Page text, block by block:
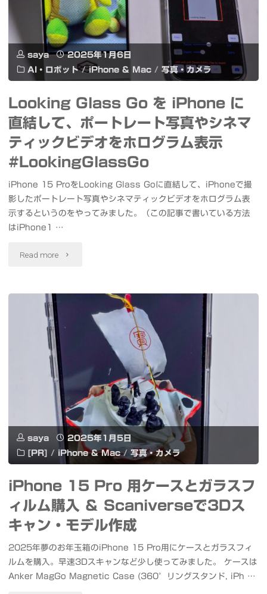
Distill-
Qwen-
32B-
Japanese
#LLM
#LMStudio
#ChatGPT"
マ
ホ
メ
シ
ュ
ー
マ
ウ
も
三
脚
に
も
簡
単
に
続
saya
2025年1月6日
AI・ロボット / iPhone & Mac / 写真・カメラ
Looking Glass Go を iPhone に
直結して、ポートレート写真やシネマ
ティックビデオをホログラム表示
#LookingGlassGo
iPhone 15 ProをLooking Glass Goに直結して、iPhoneで撮
影したポートレート写真やシネマティックビデオをホログラム表
示するというのをやってみました。（この記事で書いている方法
はiPhone1 …
Read more "Looking
を
iPhone
に
直
結
し
ポ
ー
レ
saya
2025年1月5日
[PR]
/ iPhone & Mac / 写真・カメラ
iPhone 15 Pro 用ケースとガラスフ
ィルム購入 ＆ Scaniverseで3Dス
キャン・モデル作成
2025年夢のお年玉箱のiPhone 15 Pro用にケースとガラスフィ
ルムを購入。早速3Dスキャンなど少し使ってみました。 ケースは
Anker MagGo Magnetic Case (360°リングスタンド, iPh …